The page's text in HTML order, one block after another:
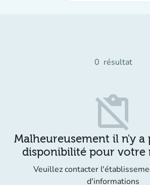
0 résultat
content_paste_off
Malheureusement il n'y a
disponibilité pour votre
Veuillez contacter
d'informations